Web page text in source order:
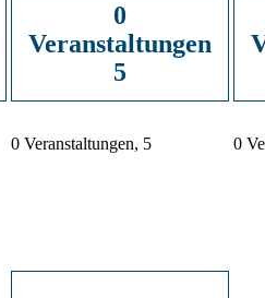
0
Veranstaltungen
5
0 Veranstaltungen, 5 0